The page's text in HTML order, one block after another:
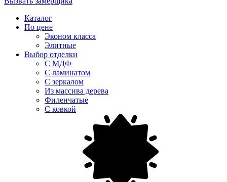
Каталог
По цене
Эконом класса
Элитные
Выбор отделки
С МДФ
С ламинатом
С зеркалом
Из массива дерева
Филенчатые
С ковкой